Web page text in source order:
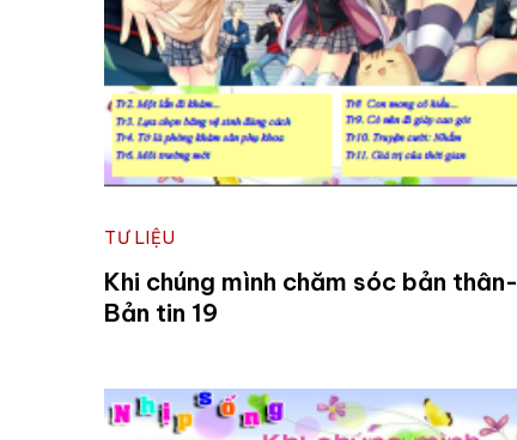
TƯ LIỆU
Khi chúng mình chăm sóc bản thân-
Bản tin 19